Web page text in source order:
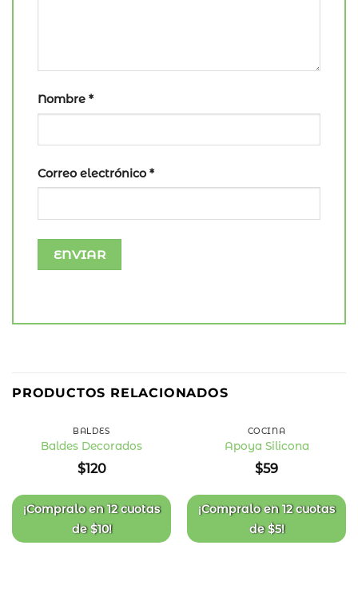
Nombre *
Correo electrónico *
PRODUCTOS RELACIONADOS
de
deseos
BALDES
Baldes Decorados
$120
¡Compralo en12 cuotas
de$10!
de
deseos
COCINA
Apoya Silicona
$59
¡Compralo en12 cuotas
de$5!